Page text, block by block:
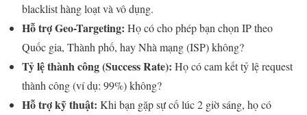
blacklist hàng loạt và vô dụng.
Hỗ trợ Geo-Targeting: Họ có cho phép bạn chọn IP theo
Quốc gia, Thành phố, hay Nhà mạng (ISP) không?
Tỷ lệ thành công (Success Rate): Họ có cam kết tỷ lệ request
thành công (ví dụ: 99%) không?
Hỗ trợ kỹ thuật: Khi bạn gặp sự cố lúc 2 giờ sáng, họ có